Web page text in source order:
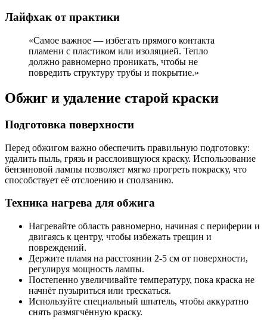
Лайфхак от практики
«Самое важное — избегать прямого контакта
пламени с пластиком или изоляцией. Тепло
должно равномерно проникать, чтобы не
повредить структуру трубы и покрытие.»
Обжиг и удаление старой краски
Подготовка поверхности
Перед обжигом важно обеспечить правильную подготовку:
удалить пыль, грязь и расслоившуюся краску. Использование
бензиновой лампы позволяет мягко прогреть покраску, что
способствует её отслоению и сползанию.
Техника нагрева для обжига
Нагревайте область равномерно, начиная с периферии и
двигаясь к центру, чтобы избежать трещин и
повреждений.
Держите пламя на расстоянии 2-5 см от поверхности,
регулируя мощность лампы.
Постепенно увеличивайте температуру, пока краска не
начнёт пузыриться или трескаться.
Используйте специальный шпатель, чтобы аккуратно
снять размягчённую краску.